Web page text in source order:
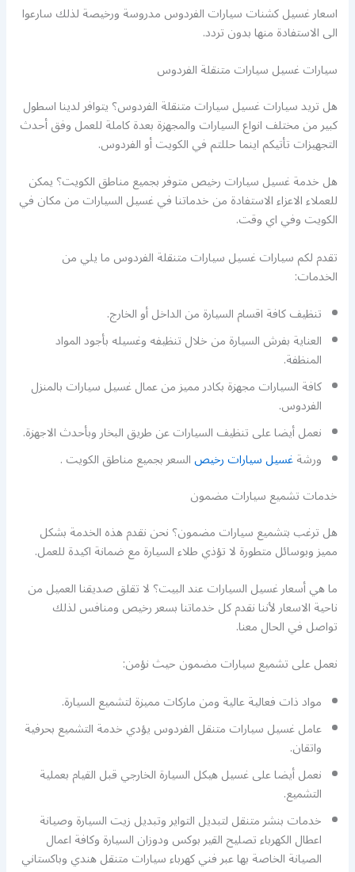
اسعار غسيل كشنات سيارات الفردوس مدروسة ورخيصة لذلك سارعوا
الى الاستفادة منها بدون تردد.
سيارات غسيل سيارات متنقلة الفردوس
هل تريد سيارات غسيل سيارات متنقلة الفردوس؟ يتوافر لدينا اسطول
كبير من مختلف انواع السيارات والمجهزة بعدة كاملة للعمل وفق أحدث
التجهيزات تأتيكم اينما حللتم في الكويت أو الفردوس.
هل خدمة غسيل سيارات رخيص متوفر بجميع مناطق الكويت؟ يمكن
للعملاء الاعزاء الاستفادة من خدماتنا في غسيل السيارات من مكان في
الكويت وفي اي وقت.
تقدم لكم سيارات غسيل سيارات متنقلة الفردوس ما يلي من
الخدمات:
تنظيف كافة اقسام السيارة من الداخل أو الخارج.
العناية بفرش السيارة من خلال تنظيفه وغسيله بأجود المواد
المنظفة.
كافة السيارات مجهزة بكادر مميز من عمال غسيل سيارات بالمنزل
الفردوس.
نعمل أيضا على تنظيف السيارات عن طريق البخار وبأحدث الاجهزة.
ورشةغسيل سيارات رخيصالسعر بجميع مناطق الكويت .
خدمات تشميع سيارات مضمون
هل ترغب بتشميع سيارات مضمون؟ نحن نقدم هذه الخدمة بشكل
مميز وبوسائل متطورة لا تؤذي طلاء السيارة مع ضمانة اكيدة للعمل.
ما هي أسعار غسيل السيارات عند البيت؟ لا تقلق صديقنا العميل من
ناحية الاسعار لأننا نقدم كل خدماتنا بسعر رخيص ومنافس لذلك
تواصل في الحال معنا.
نعمل على تشميع سيارات مضمون حيث نؤمن:
مواد ذات فعالية عالية ومن ماركات مميزة لتشميع السيارة.
عامل غسيل سيارات متنقل الفردوس يؤدي خدمة التشميع بحرفية
واتقان.
نعمل أيضا على غسيل هيكل السيارة الخارجي قبل القيام بعملية
التشميع.
خدمات بنشر متنقل لتبديل التواير وتبديل زيت السيارة وصيانة
اعطال الكهرباء تصليح القير بوكس ودوزان السيارة وكافة اعمال
الصيانة الخاصة بها عبر فني كهرباء سيارات متنقل هندي وباكستاني